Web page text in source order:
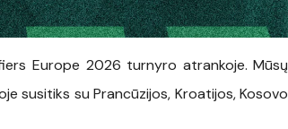
Europe 2026 turnyro atrankoje. Mūsų
susitiks su Prancūzijos, Kroatijos, Kosovo